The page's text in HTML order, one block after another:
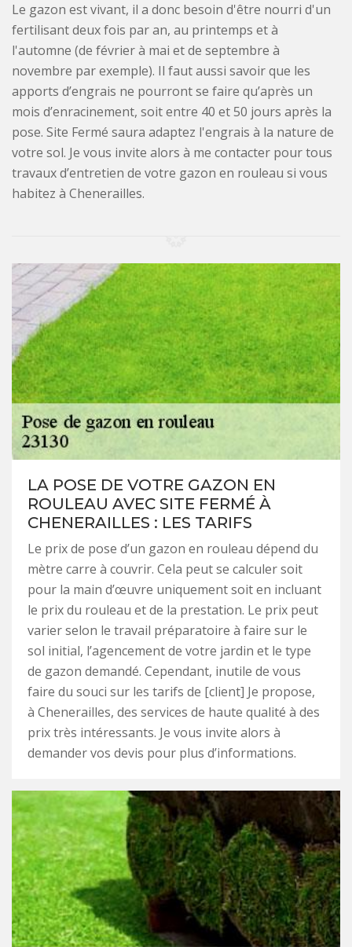
Le gazon est vivant, il a donc besoin d'être nourri d'un
fertilisant deux fois par an, au printemps et à
l'automne (de février à mai et de septembre à
novembre par exemple). Il faut aussi savoir que les
apports d’engrais ne pourront se faire qu’après un
mois d’enracinement, soit entre 40 et 50 jours après la
pose. Site Fermé saura adaptez l'engrais à la nature de
votre sol. Je vous invite alors à me contacter pour tous
travaux d’entretien de votre gazon en rouleau si vous
habitez à Chenerailles.
LA POSE DE VOTRE GAZON EN
ROULEAU AVEC SITE FERMÉ À
CHENERAILLES : LES TARIFS
Le prix de pose d’un gazon en rouleau dépend du
mètre carre à couvrir. Cela peut se calculer soit
pour la main d’œuvre uniquement soit en incluant
le prix du rouleau et de la prestation. Le prix peut
varier selon le travail préparatoire à faire sur le
sol initial, l’agencement de votre jardin et le type
de gazon demandé. Cependant, inutile de vous
faire du souci sur les tarifs de [client] Je propose,
à Chenerailles, des services de haute qualité à des
prix très intéressants. Je vous invite alors à
demander vos devis pour plus d’informations.